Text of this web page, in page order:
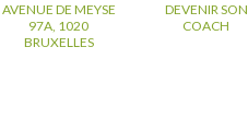
AVENUE DE MEYSE
97A, 1020
BRUXELLES
DEVENIR SON
COACH